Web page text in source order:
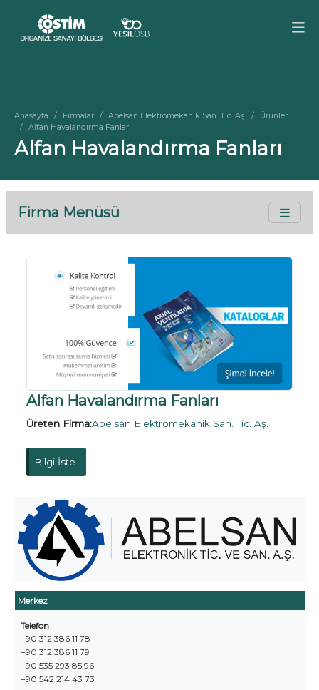
Anasayfa Firmalar Abelsan Elektromekanik San. Tic. Aş.
Ürünler
Alfan Havalandırma Fanları
Alfan Havalandırma Fanları
Firma Menüsü
Merkez
Telefon
+90 312 386 11 78
+90 312 386 11 79
+90 535 293 85 96
+90 542 214 43 73
Alfan Havalandırma Fanları
Üreten Firma:Abelsan Elektromekanik San. Tic. Aş.
Bilgi İste